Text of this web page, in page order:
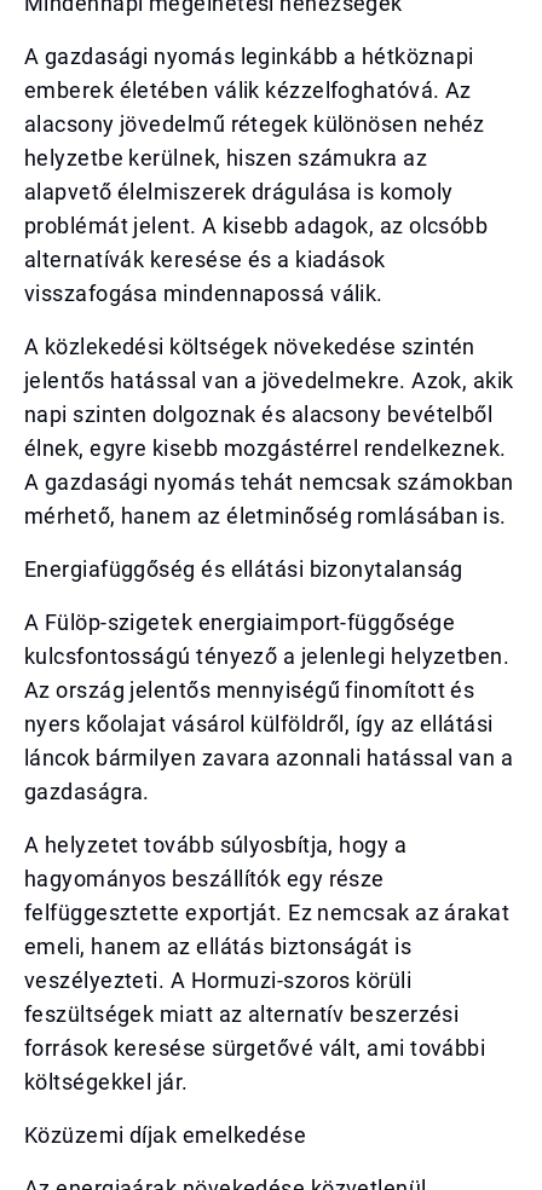
A gazdasági nyomás leginkább a hétköznapi
emberek életében válik kézzelfoghatóvá. Az
alacsony jövedelmű rétegek különösen nehéz
helyzetbe kerülnek, hiszen számukra az
alapvető élelmiszerek drágulása is komoly
problémát jelent. A kisebb adagok, az olcsóbb
alternatívák keresése és a kiadások
visszafogása mindennapossá válik.
A közlekedési költségek növekedése szintén
jelentős hatással van a jövedelmekre. Azok, akik
napi szinten dolgoznak és alacsony bevételből
élnek, egyre kisebb mozgástérrel rendelkeznek.
A gazdasági nyomás tehát nemcsak számokban
mérhető, hanem az életminőség romlásában is.
Energiafüggőség és ellátási bizonytalanság
A Fülöp-szigetek energiaimport-függősége
kulcsfontosságú tényező a jelenlegi helyzetben.
Az ország jelentős mennyiségű finomított és
nyers kőolajat vásárol külföldről, így az ellátási
láncok bármilyen zavara azonnali hatással van a
gazdaságra.
A helyzetet tovább súlyosbítja, hogy a
hagyományos beszállítók egy része
felfüggesztette exportját. Ez nemcsak az árakat
emeli, hanem az ellátás biztonságát is
veszélyezteti. A Hormuzi-szoros körüli
feszültségek miatt az alternatív beszerzési
források keresése sürgetővé vált, ami további
költségekkel jár.
Közüzemi díjak emelkedése